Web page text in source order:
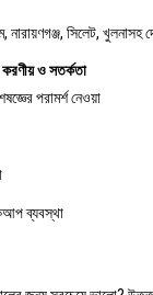
নারায়ণগঞ্জ, সিলেট, খুলনাসহ
করণীয় ও সতর্কতা
পরামর্শ নেওয়া
ব্যবস্থা